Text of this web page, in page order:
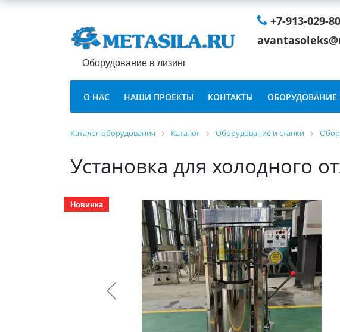
Оборудование в лизинг
+7-913-029-
О НАС НАШИ ПРОЕКТЫ КОНТАКТЫ ОБОРУДОВАНИЕ
Каталог оборудования Каталог Оборудование и станки
Установка для холодного
Новинка